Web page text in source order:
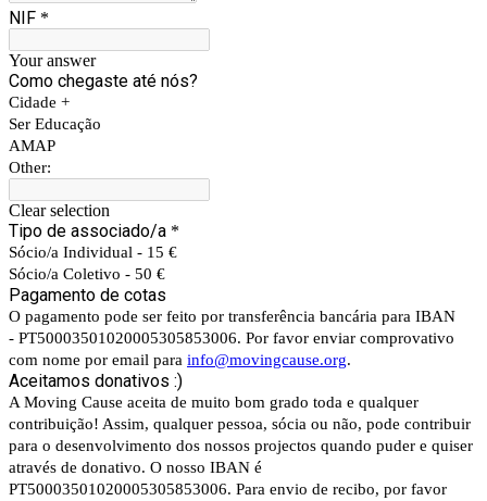
NIF *
Your answer
Como chegaste até nós?
Cidade +
Ser Educação
AMAP
Other:
Clear selection
Tipo de associado/a *
Sócio/a Individual - 15 €
Sócio/a Coletivo - 50 €
Pagamento de cotas
O pagamento pode ser feito por transferência bancária para IBAN
- PT50003501020005305853006. Por favor enviar comprovativo
com nome por email para info@movingcause.org.
Aceitamos donativos :)
A Moving Cause aceita de muito bom grado toda e qualquer
contribuição! Assim, qualquer pessoa, sócia ou não, pode contribuir
para o desenvolvimento dos nossos projectos quando puder e quiser
através de donativo. O nosso IBAN é
PT50003501020005305853006. Para envio de recibo, por favor